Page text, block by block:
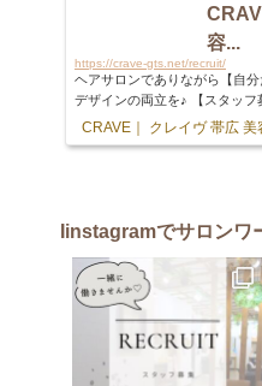
容...
https://crave-gts.net/recruit/
ヘアサロンでありながら【自
デザインの両立を♪ 【スタッフ
CRAVE｜ クレイヴ 帯広 美
Iinstagramでサロンワ